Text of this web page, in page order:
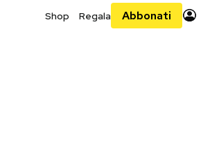
Shop Regala Abbonati